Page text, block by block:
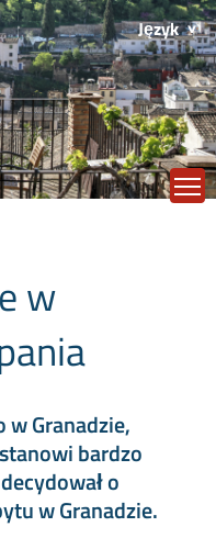
Język
w
Granadzie,
bardzo
o
w Granadzie.